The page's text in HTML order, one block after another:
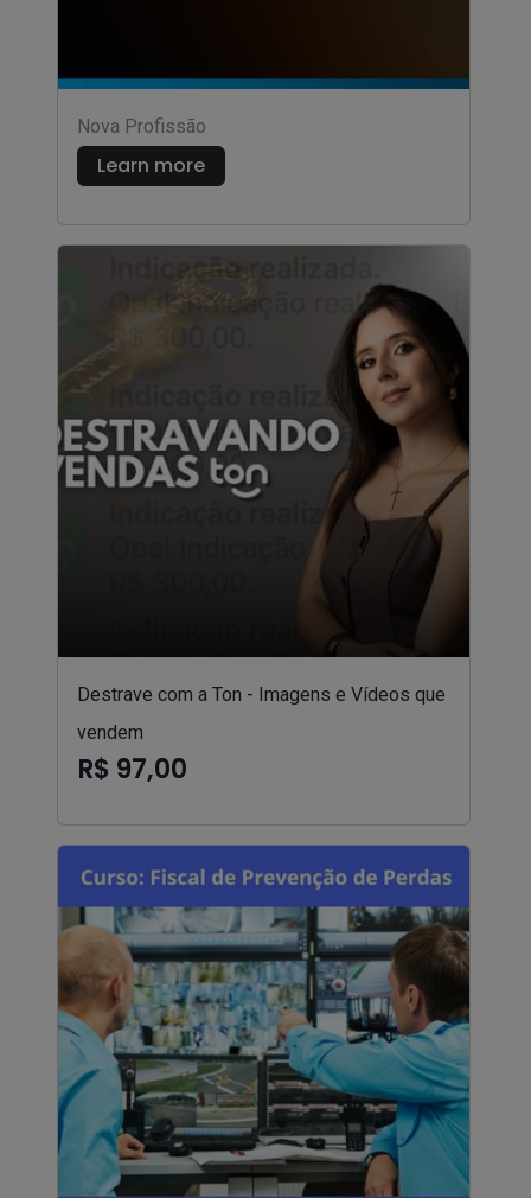
Nova Profissão
Learn more
Destrave com a Ton - Imagens e Vídeos que
vendem
R$ 97,00